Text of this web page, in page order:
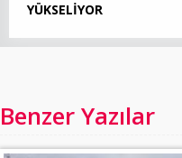
YÜKSELİYOR
Benzer Yazılar